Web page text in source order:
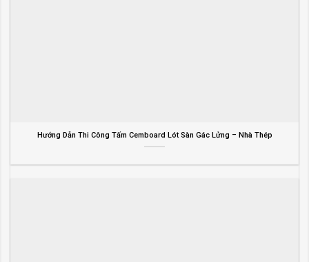
Hướng Dẫn Thi Công Tấm Cemboard Lót Sàn Gác Lửng – Nhà Thép